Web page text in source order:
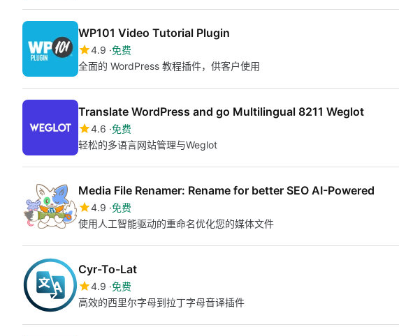
WP101 Video Tutorial Plugin
4.9 免费
全面的 WordPress 教程插件，供客户使用
Translate WordPress and go Multilingual 8211 Weglot
4.6 免费
轻松的多语言网站管理与Weglot
Media File Renamer: Rename for better SEO AI-Powered
4.9 免费
使用人工智能驱动的重命名优化您的媒体文件
Cyr-To-Lat
4.9 免费
高效的西里尔字母到拉丁字母音译插件